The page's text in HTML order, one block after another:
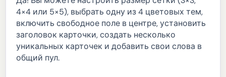
4×4 или 5×5), выбрать одну из 4 цветовых тем,
включить свободное поле в центре, установить
заголовок карточки, создать несколько
уникальных карточек и добавить свои слова в
общий пул.